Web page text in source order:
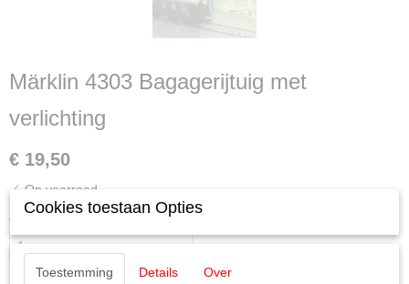
Märklin 4303 Bagagerijtuig met
verlichting
€ 19,50
✓ Op voorraad
AantalCookies toestaan Opties
Toestemming Details Over